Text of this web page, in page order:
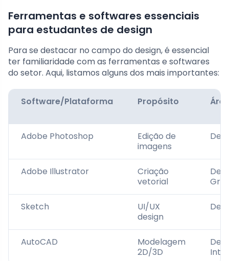
Ferramentas e softwares essenciais
para estudantes de design
Para se destacar no campo do design, é essencial
ter familiaridade com as ferramentas e softwares
do setor. Aqui, listamos alguns dos mais importantes:
Software/Plataforma Propósito
Adobe Photoshop
Edição de
imagens
Adobe Illustrator
Criação
vetorial
Sketch
UI/UX
design
AutoCAD
Modelagem
2D/3D